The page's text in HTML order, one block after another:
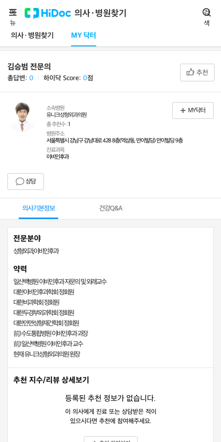
의사·병원찾기
의사·병원찾기 MY 닥터
메
뉴
검
색
김승범 전문의
총답변: 0 하이닥 Score: 0점
추천
소속병원
유니크성형외과의원
총 추천수 :1
병원주소
서울특별시 강남구 강남대로 428 8층(역삼동, 만이빌딩) 만이빌딩 9층
진료과목
이비인후과
상담
MY닥터
의사기본정보 건강Q&A
전문분야
성형외과,이비인후과
약력
일산백병원 이비인후과 자문의 및 외래교수
대한이비인후과학회 정회원
대한비과학회 정회원
대한두경부외과학회 정회원
대한안면성형재건학회 정회원
前) 수도통합병원 이비인후과 과장
前) 일산백병원 이비인후과 교수
현재 유니크성형외과의원 원장
추천 지수/리뷰 상세보기
등록된 추천 정보가 없습니다.
이 의사에게 진료 또는 상담받은 적이
있으시다면 추천에 참여해주세요.